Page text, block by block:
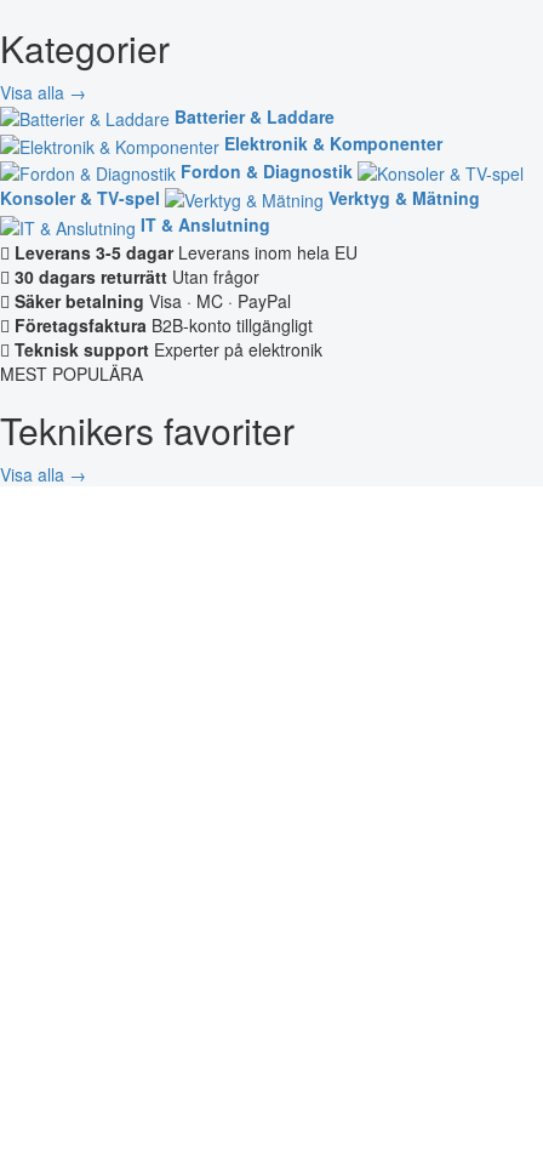
Kategorier
Visa alla →
Batterier & Laddare
Elektronik & Komponenter
Fordon & Diagnostik
Konsoler & TV-spel
Verktyg & Mätning
IT & Anslutning
Leverans 3-5 dagar Leverans inom hela EU
30 dagars returrätt Utan frågor
Säker betalning Visa · MC · PayPal
Företagsfaktura B2B-konto tillgängligt
Teknisk support Experter på elektronik
MEST POPULÄRA
Teknikers favoriter
Visa alla →